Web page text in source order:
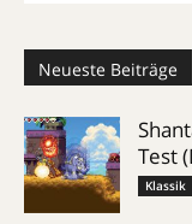
Neueste Beiträge
Test
Klassik